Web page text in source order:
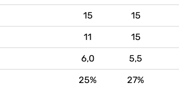
15 15
11 15
6,0 5,5
25% 27%